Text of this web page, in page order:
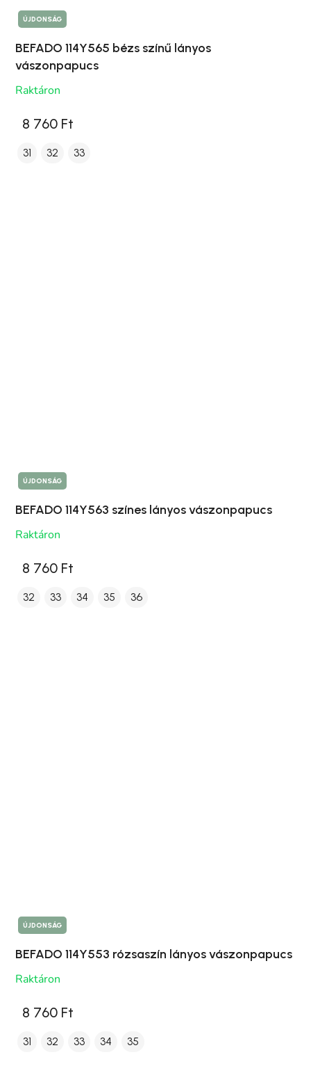
ÚJDONSÁG
BEFADO 114Y565 bézs színű lányos
vászonpapucs
Raktáron
8 760 Ft
31 32 33
ÚJDONSÁG
BEFADO 114Y563 színes lányos vászonpapucs
Raktáron
8 760 Ft
32 33 34 35 36
ÚJDONSÁG
BEFADO 114Y553 rózsaszín lányos vászonpapucs
Raktáron
8 760 Ft
31 32 33 34 35